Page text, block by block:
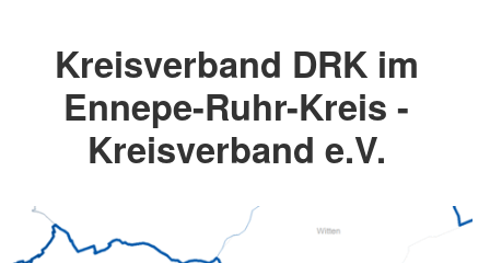
Kreisverband DRK im
Ennepe-Ruhr-Kreis -
Kreisverband e.V.